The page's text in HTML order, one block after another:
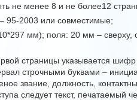
не менее 8 и не более12
95-2003 или совместимые;
мм); поля: 20 мм – сверху,
страницы указывается
строчными буквами –
звание, должность,
следует текст, печатаемый